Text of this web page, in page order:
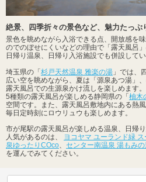
絶景、四季折々の景色など、魅力たっぷ
景色を眺めながら入浴できる点、開放感を
のでのぼせにくいなどの理由で「露天風呂
日帰り温泉、日帰り入浴施設でも併設して
埼玉県の「 杉戸天然温泉 雅楽の湯 」では、
広い空を眺めながら、夏は「源泉あつ湯」
露天風呂での生源泉かけ流しを楽しめます。
5種類の露天風呂が楽しめる静岡県の「 柚木
空間です。また、露天風呂敷地内にある熱
毎日定時刻にロウリュウも楽しめます。
市が尾駅の露天風呂が楽しめる温泉、日帰
人気があるのは、 ヨコヤマ ユーランド緑
泉ゆったりCOco、 センター南温泉 湯もみの
を運んでみてください。